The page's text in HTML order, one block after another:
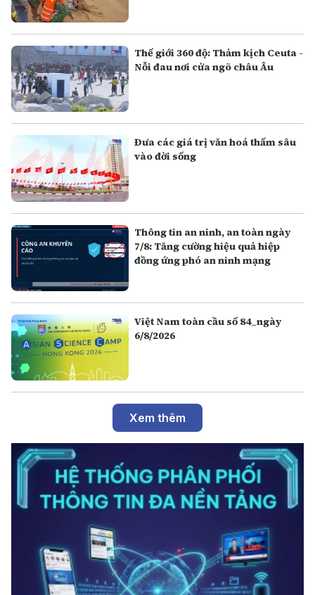
Thế giới 360 độ: Thảm kịch Ceuta -
Nỗi đau nơi cửa ngõ châu Âu
Đưa các giá trị văn hoá thấm sâu
vào đời sống
Thông tin an ninh, an toàn ngày
7/8: Tăng cường hiệu quả hiệp
đồng ứng phó an ninh mạng
Việt Nam toàn cầu số 84_ngày
6/8/2026
Xem thêm